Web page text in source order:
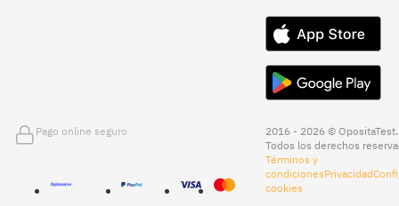
Pago online seguro
2016 - 2026 © OpositaTest.
Todos los derechos
Términos y
condicionesPrivacidad
cookies